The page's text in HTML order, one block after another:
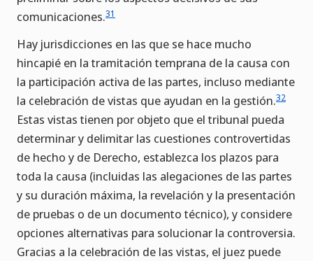
comunicaciones.31
Hay jurisdicciones en las que se hace mucho
hincapié en la tramitación temprana de la causa con
la participación activa de las partes, incluso mediante
la celebración de vistas que ayudan en la gestión.32
Estas vistas tienen por objeto que el tribunal pueda
determinar y delimitar las cuestiones controvertidas
de hecho y de Derecho, establezca los plazos para
toda la causa (incluidas las alegaciones de las partes
y su duración máxima, la revelación y la presentación
de pruebas o de un documento técnico), y considere
opciones alternativas para solucionar la controversia.
Gracias a la celebración de las vistas, el juez puede